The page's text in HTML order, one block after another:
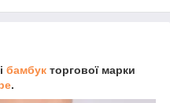
бамбукторгової марки
.